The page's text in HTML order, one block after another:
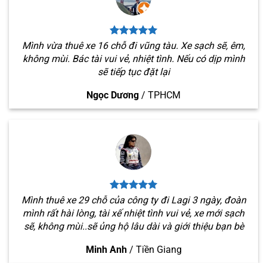
Mình vừa thuê xe 16 chỗ đi vũng tàu. Xe sạch sẽ, êm,
không mùi. Bác tài vui vẻ, nhiệt tình. Nếu có dịp mình
sẽ tiếp tục đặt lại
Ngọc Dương / TPHCM
Mình thuê xe 29 chỗ của công ty đi Lagi 3 ngày, đoàn
mình rất hài lòng, tài xế nhiệt tình vui vẻ, xe mới sạch
sẽ, không mùi..sẽ ủng hộ lâu dài và giới thiệu bạn bè
Minh Anh / Tiền Giang